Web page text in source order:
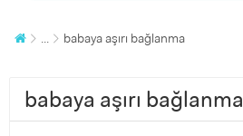
... babaya aşırı bağlanma
babaya aşırı bağlanma